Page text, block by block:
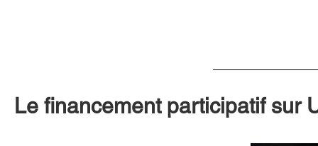
Le financement participatif sur